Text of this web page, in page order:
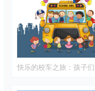
快乐的校车之旅：孩子